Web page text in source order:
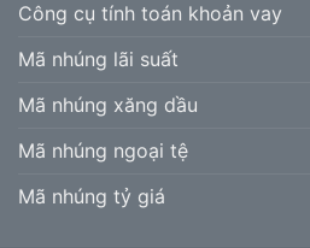
Công cụ tính toán khoản vay
Mã nhúng lãi suất
Mã nhúng xăng dầu
Mã nhúng ngoại tệ
Mã nhúng tỷ giá